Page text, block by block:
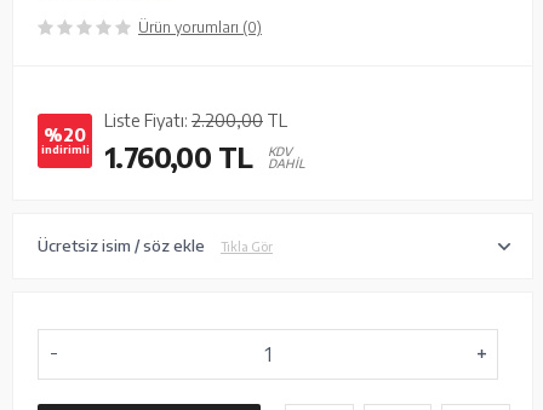
Ürün yorumları (0)
%20
indirimli
Liste Fiyatı: 2.200,00 TL
1.760,00 TL
KDV
DAHİL
Ücretsiz isim / söz ekle Tıkla Gör